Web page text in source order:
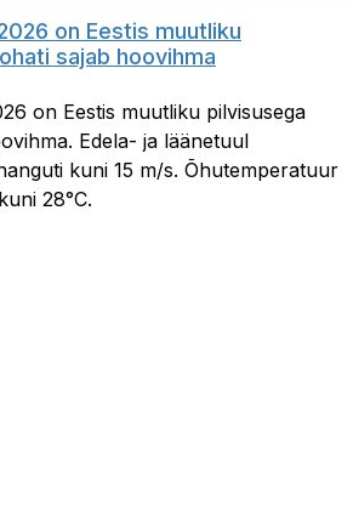
on Eestis muutliku
sajab hoovihma
on Eestis muutliku pilvisusega
Edela- ja läänetuul
kuni 15 m/s. Õhutemperatuur
28°C.